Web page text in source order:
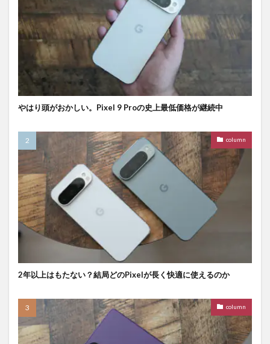
やはり頭がおかしい。Pixel 9 Proの史上最低価格が継続中
column
2年以上はもたない？結局どのPixelが長く快適に使えるのか
column